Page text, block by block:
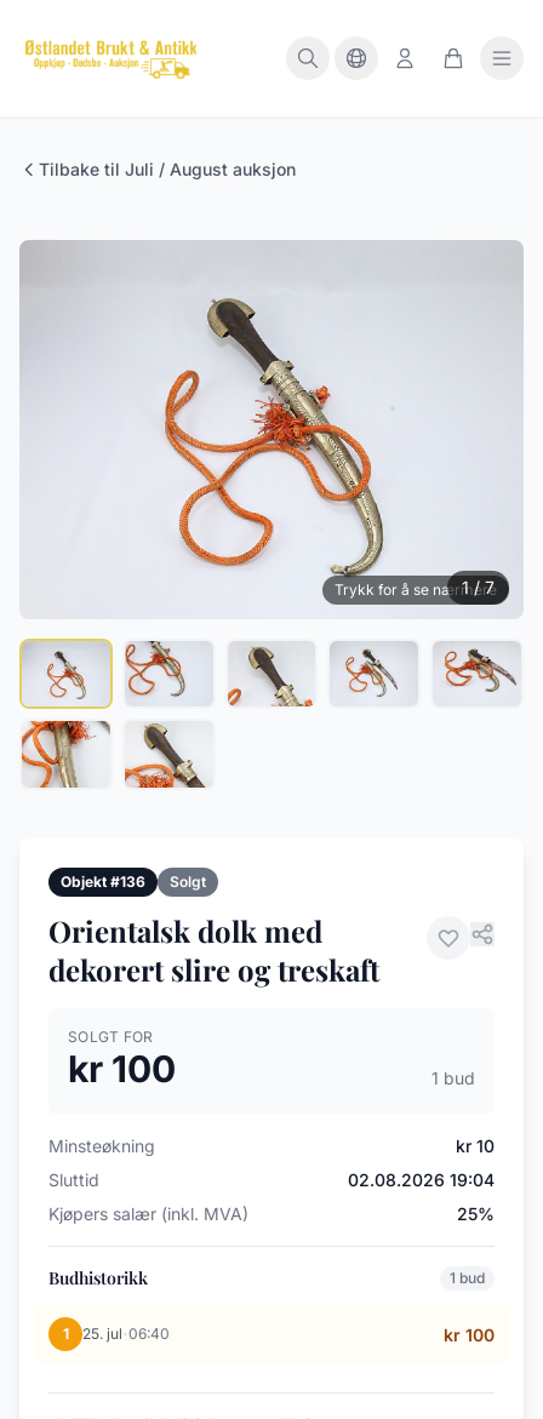
Tilbake til Juli / August auksjon
Trykk for å se nærmere
1 / 7
Objekt #136 Solgt
Orientalsk dolk med
dekorert slire og treskaft
SOLGT FOR
kr 100 1 bud
Minsteøkning
kr 10
Sluttid
02.08.2026 19:04
Kjøpers salær (inkl. MVA)
25%
Budhistorikk 1 bud
1 25. jul·06:40 kr 100